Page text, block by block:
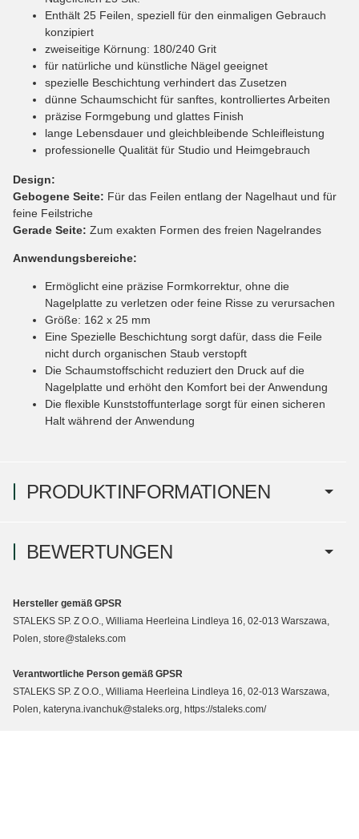
PRODUKTINFORMATIONEN
Enthält 25 Feilen, speziell für den einmaligen Gebrauch
konzipiert
zweiseitige Körnung: 180/240 Grit
für natürliche und künstliche Nägel geeignet
spezielle Beschichtung verhindert das Zusetzen
dünne Schaumschicht für sanftes, kontrolliertes Arbeiten
präzise Formgebung und glattes Finish
lange Lebensdauer und gleichbleibende Schleifleistung
professionelle Qualität für Studio und Heimgebrauch
Design:
Gebogene Seite: Für das Feilen entlang der Nagelhaut und für
feine Feilstriche
Gerade Seite: Zum exakten Formen des freien Nagelrandes
Anwendungsbereiche:
Ermöglicht eine präzise Formkorrektur, ohne die
Nagelplatte zu verletzen oder feine Risse zu verursachen
Größe: 162 x 25 mm
Eine Spezielle Beschichtung sorgt dafür, dass die Feile
nicht durch organischen Staub verstopft
Die Schaumstoffschicht reduziert den Druck auf die
Nagelplatte und erhöht den Komfort bei der Anwendung
Die flexible Kunststoffunterlage sorgt für einen sicheren
Halt während der Anwendung
BEWERTUNGEN
Hersteller gemäß GPSR
STALEKS SP. Z O.O., Williama Heerleina Lindleya 16, 02-013 Warszawa,
Polen, store@staleks.com
Verantwortliche Person gemäß GPSR
STALEKS SP. Z O.O., Williama Heerleina Lindleya 16, 02-013 Warszawa,
Polen, kateryna.ivanchuk@staleks.org, https://staleks.com/